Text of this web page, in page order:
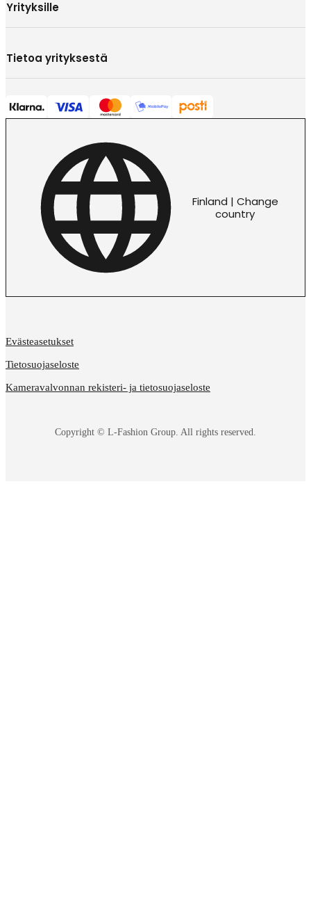
Yrityksille
Tietoa yrityksestä
Finland | Change
country
Copyright © L-Fashion Group. All rights reserved.
Evästeasetukset
Tietosuojaseloste
Kameravalvonnan rekisteri- ja tietosuojaseloste